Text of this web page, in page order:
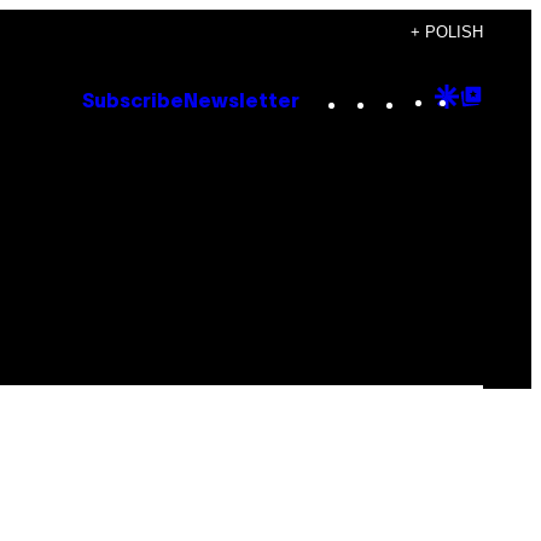
+ POLISH
Subscribe Newsletter Instagram
TikTok
YouTube
Google